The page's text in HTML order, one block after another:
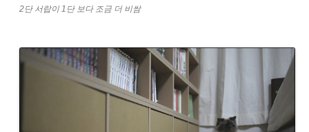
2단 서랍이 1단 보다 조금 더 비쌈